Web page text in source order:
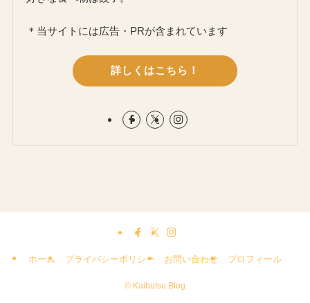
＊当サイトには広告・PRが含まれています
詳しくはこちら！
ホーム プライバシーポリシー お問い合わせ プロフィール
© Kaibutsu Blog